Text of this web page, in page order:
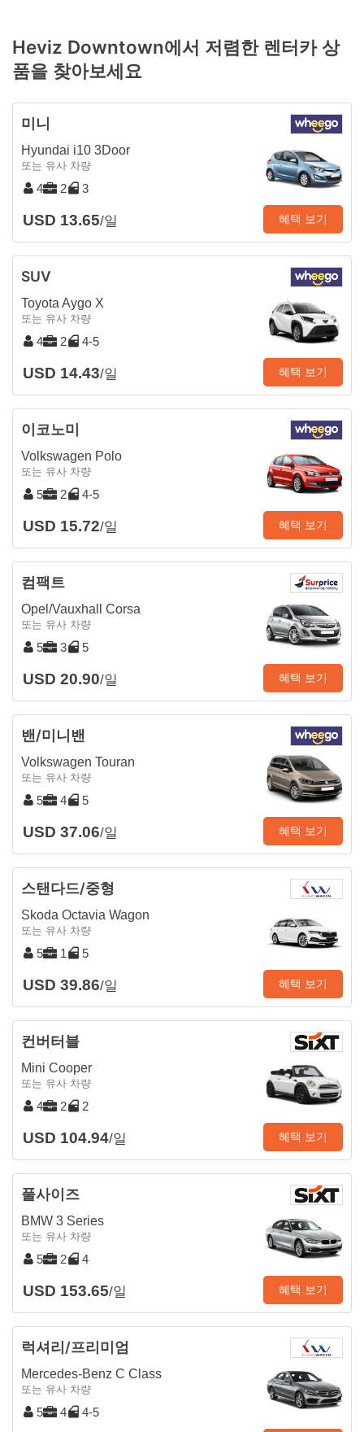
Heviz Downtown에서 저렴한 렌터카 상
품을 찾아보세요
미니
Hyundai i10 3Door
또는 유사 차량
4 2 3
USD 13.65/일 혜택 보기
SUV
Toyota Aygo X
또는 유사 차량
4 2 4-5
USD 14.43/일 혜택 보기
이코노미
Volkswagen Polo
또는 유사 차량
5 2 4-5
USD 15.72/일 혜택 보기
컴팩트
Opel/Vauxhall Corsa
또는 유사 차량
5 3 5
USD 20.90/일 혜택 보기
밴/미니밴
Volkswagen Touran
또는 유사 차량
5 4 5
USD 37.06/일 혜택 보기
스탠다드/중형
Skoda Octavia Wagon
또는 유사 차량
5 1 5
USD 39.86/일 혜택 보기
컨버터블
Mini Cooper
또는 유사 차량
4 2 2
USD 104.94/일 혜택 보기
풀사이즈
BMW 3 Series
또는 유사 차량
5 2 4
USD 153.65/일 혜택 보기
럭셔리/프리미엄
Mercedes-Benz C Class
또는 유사 차량
5 4 4-5